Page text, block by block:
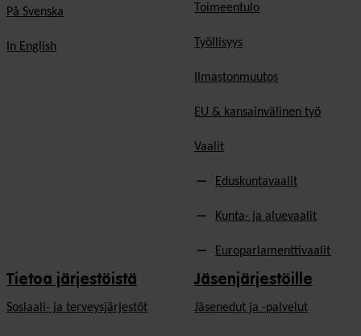
På Svenska
In English
Toimeentulo
Työllisyys
Ilmastonmuutos
EU & kansainvälinen työ
Vaalit
Eduskuntavaalit
Kunta- ja aluevaalit
Europarlamenttivaalit
Tietoa järjestöistä
Sosiaali- ja terveysjärjestöt
Jäsenjärjestöille
Jäsen­edut ja -palvelut